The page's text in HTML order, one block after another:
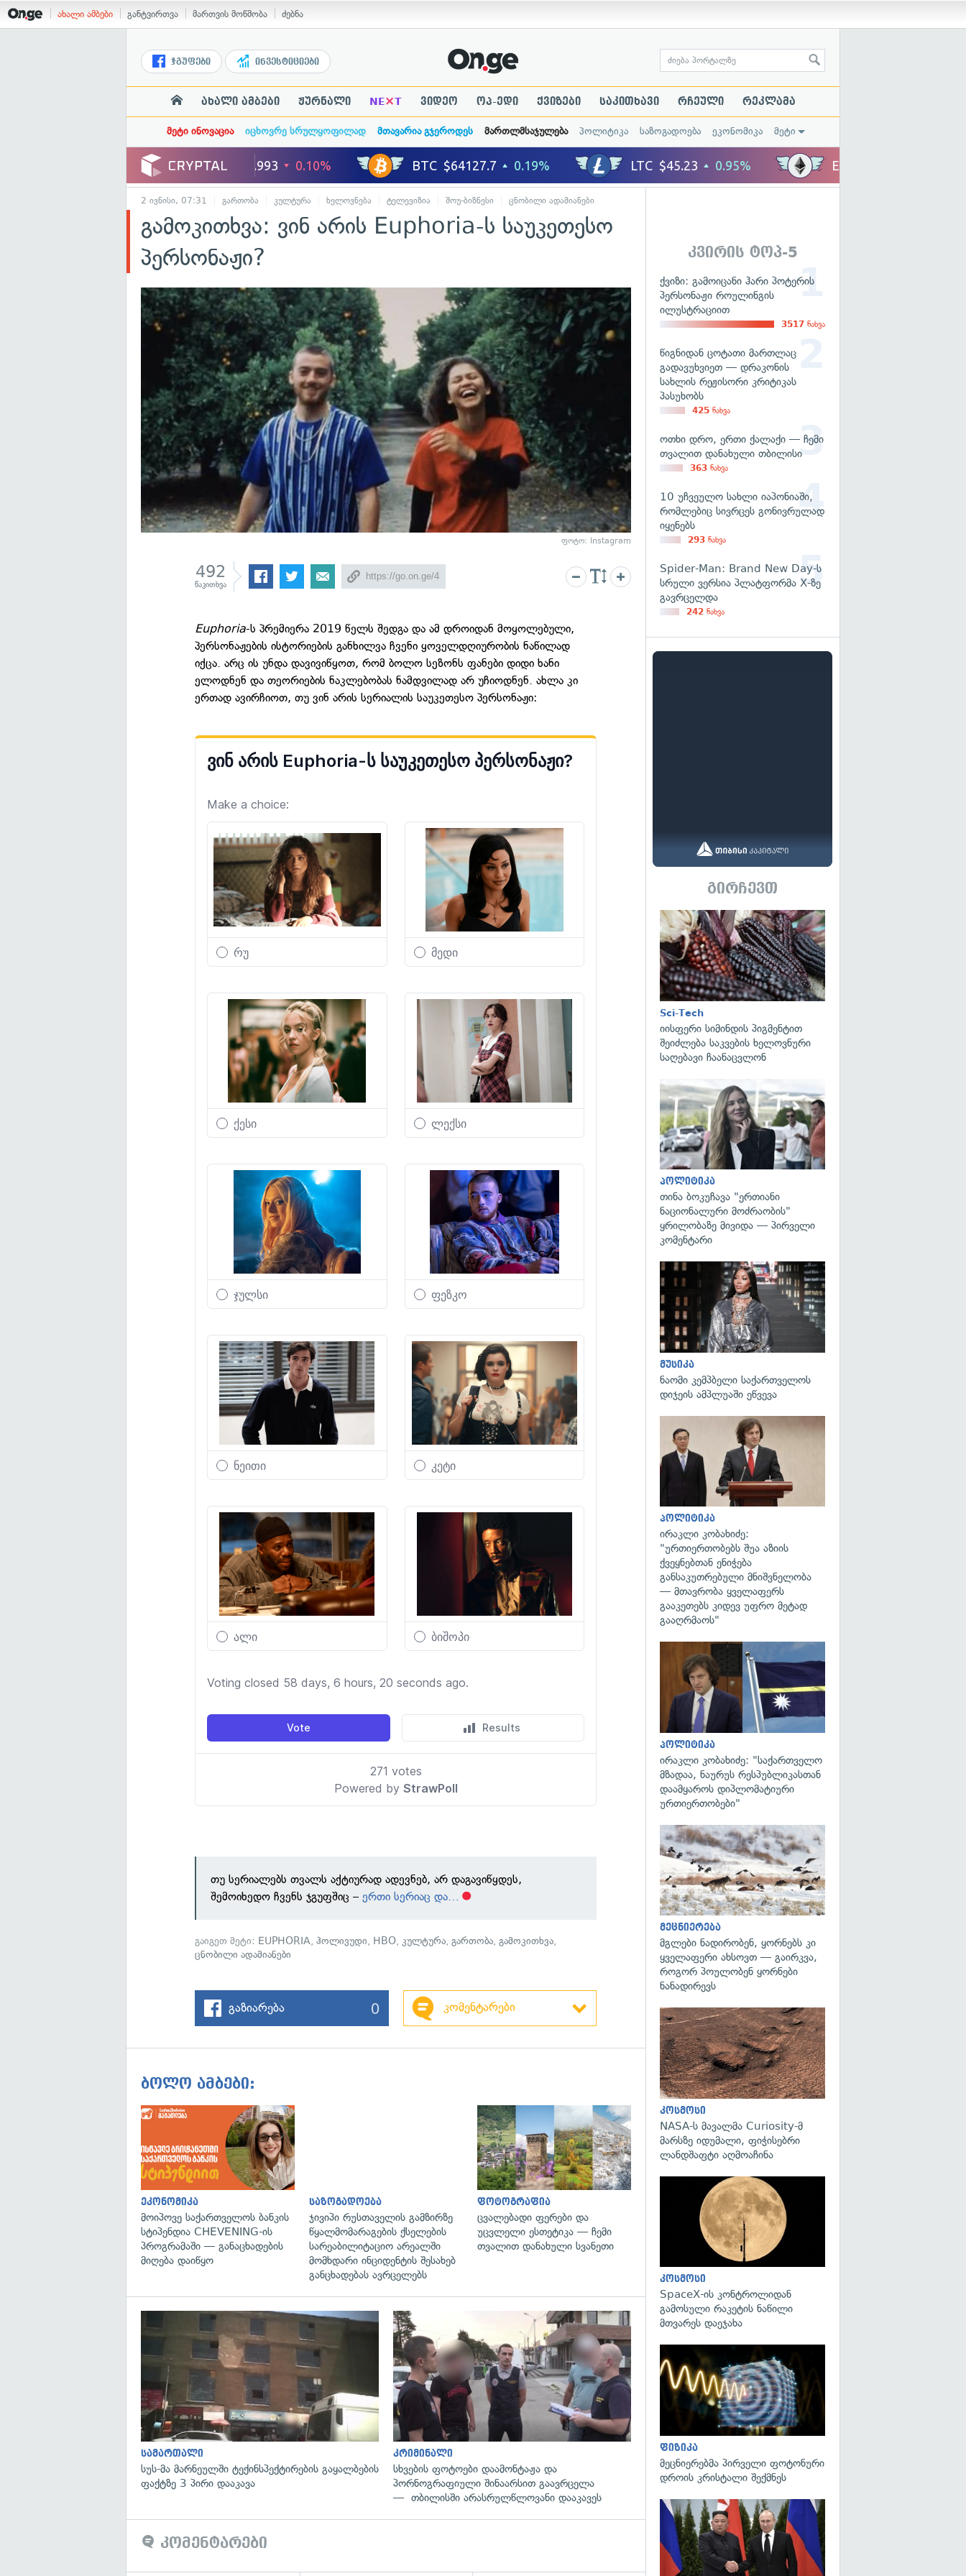
ახალი ამბები განტვირთვა მართვის მოწმობა ძებნა
ჯგუფები ინვესტიციები
ახალი ამბები ჟურნალი NE×T ვიდეო ოპ-ედი ქვიზები საკითხავი რჩეული რეკლამა
მეტი ინოვაცია იცხოვრე სრულყოფილად მთავარია გჯეროდეს მართლმსაჯულება პოლიტიკა საზოგადოება ეკონომიკა მეტი
2 ივნისი, 07:31 გართობა კულტურა ხელოვნება ტელევიზია შოუ-ბიზნესი ცნობილი ადამიანები
გამოკითხვა: ვინ არის Euphoria-ს საუკეთესო
პერსონაჟი?
ფოტო: Instagram
492
წაკითხვა
Euphoria-ს პრემიერა 2019 წელს შედგა და ამ დროიდან მოყოლებული,
პერსონაჟების ისტორიების განხილვა ჩვენი ყოველდღიურობის ნაწილად
იქცა. არც ის უნდა დავივიწყოთ, რომ ბოლო სეზონს ფანები დიდი ხანი
ელოდნენ და თეორიების ნაკლებობას ნამდვილად არ უჩიოდნენ. ახლა კი
ერთად ავირჩიოთ, თუ ვინ არის სერიალის საუკეთესო პერსონაჟი:
თუ სერიალებს თვალს აქტიურად ადევნებ, არ დაგავიწყდეს,
შემოიხედო ჩვენს ჯგუფშიც –ერთი სერიაც და…
გაიგეთ მეტი: EUPHORIA,ჰოლივუდი, HBO,კულტურა,გართობა,გამოკითხვა,
ცნობილი ადამიანები
გაზიარება 0 კომენტარები
ბოლო ამბები:
ეკონომიკა
მოიპოვე საქართველოს ბანკის
სტიპენდია CHEVENING-ის
პროგრამაში — განაცხადების
მიღება დაიწყო
საზოგადოება
ჯივიპი რუსთაველის გამზირზე
წყალმომარაგების ქსელების
სარეაბილიტაციო არეალში
მომხდარი ინციდენტის შესახებ
განცხადებას ავრცელებს
გადახედვა
ფოტოგრაფია
ცვალებადი ფერები და
უცვლელი ესთეტიკა — ჩემი
თვალით დანახული სვანეთი
გადახედვა
სამართალი
სუს-მა მარნეულში ტექინსპექტირების გაყალბების
ფაქტზე 3 პირი დააკავა
გადახედვა
კრიმინალი
სხვების ფოტოები დაამონტაჟა და
პორნოგრაფიული შინაარსით გაავრცელა
— თბილისში არასრულწლოვანი დააკავეს
კომენტარები
კვირის ტოპ-5
ქვიზი: გამოიცანი ჰარი პოტერის
პერსონაჟი როულინგის
ილუსტრაციით
3517 ნახვა
წიგნიდან ცოტათი მართლაც
გადავუხვიეთ — დრაკონის
სახლის რეჟისორი კრიტიკას
პასუხობს
425 ნახვა
ოთხი დრო, ერთი ქალაქი — ჩემი
თვალით დანახული თბილისი
363 ნახვა
10 უჩვეულო სახლი იაპონიაში,
რომლებიც სივრცეს გონივრულად
იყენებს
293 ნახვა
Spider-Man: Brand New Day-ს
სრული ვერსია პლატფორმა X-ზე
გავრცელდა
242 ნახვა
გირჩევთ
Sci-Tech
იისფერი სიმინდის პიგმენტით
შეიძლება საკვების ხელოვნური
საღებავი ჩაანაცვლონ
პოლიტიკა
თინა ბოკუჩავა "ერთიანი
ნაციონალური მოძრაობის"
ყრილობაზე მივიდა — პირველი
კომენტარი
მუსიკა
ნაომი კემპბელი საქართველოს
დიჯეის ამპლუაში ეწვევა
პოლიტიკა
ირაკლი კობახიძე:
"ურთიერთობებს შუა აზიის
ქვეყნებთან ენიჭება
განსაკუთრებული მნიშვნელობა
— მთავრობა ყველაფერს
გააკეთებს კიდევ უფრო მეტად
გააღრმაოს"
პოლიტიკა
ირაკლი კობახიძე: "საქართველო
მზადაა, ნაურუს რესპუბლიკასთან
დაამყაროს დიპლომატიური
ურთიერთობები"
მეცნიერება
მგლები ნადირობენ, ყორნებს კი
ყველაფერი ახსოვთ — გაირკვა,
როგორ პოულობენ ყორნები
ნანადირევს
კოსმოსი
NASA-ს მავალმა Curiosity-მ
მარსზე იდუმალი, ფიჭისებრი
ლანდშაფტი აღმოაჩინა
კოსმოსი
SpaceX-ის კონტროლიდან
გამოსული რაკეტის ნაწილი
მთვარეს დაეჯახა
ფიზიკა
მეცნიერებმა პირველი ფოტონური
დროის კრისტალი შექმნეს